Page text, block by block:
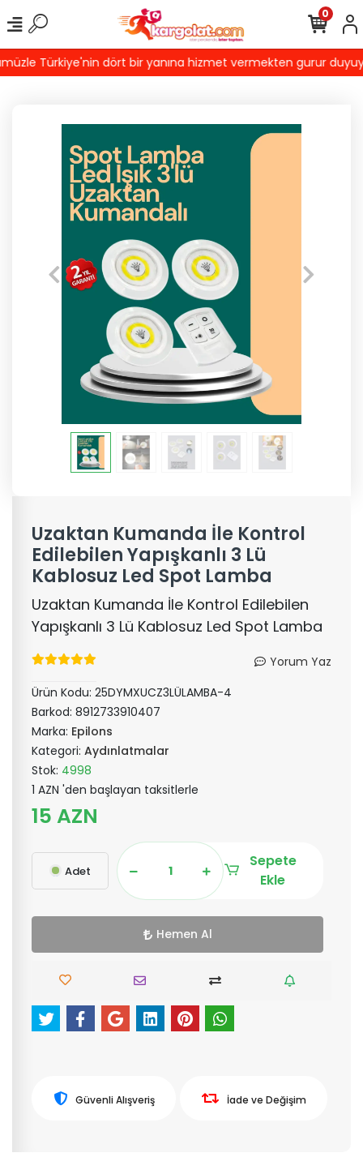
Türkiye'nin dört bir yanına hizmet vermekten gurur
0
Uzaktan Kumanda İle Kontrol
Edilebilen Yapışkanlı 3 Lü
Kablosuz Led Spot Lamba
Uzaktan Kumanda İle Kontrol Edilebilen
Yapışkanlı 3 Lü Kablosuz Led Spot Lamba
Yorum Yaz
Ürün Kodu: 25DYMXUCZ3LÜLAMBA-4
Barkod: 8912733910407
Marka: Epilons
Kategori: Aydınlatmalar
Stok: 4998
1 AZN 'den başlayan taksitlerle
15 AZN
Adet
Sepete
Ekle
Hemen Al
Güvenli Alışveriş İade ve Değişim